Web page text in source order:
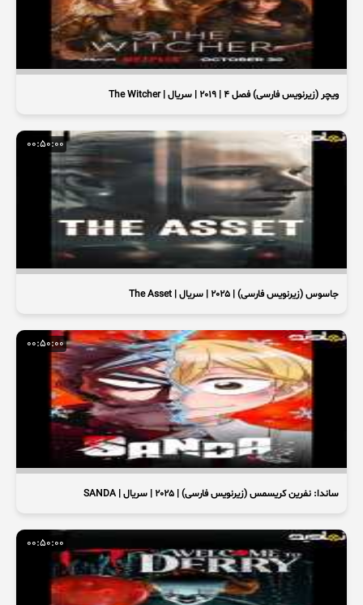
ویچر (زیرنویس فارسی) فصل 4 | 2019 | سریال | The Witcher
00:50:00
جاسوس (زیرنویس فارسی) | 2025 | سریال | The Asset
00:50:00
ساندا: نفرین کریسمس (زیرنویس فارسی) | 2025 | سریال | SANDA
00:50:00